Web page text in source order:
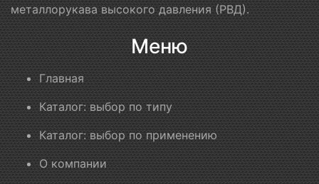
металлорукава высокого давления (РВД).
Меню
Главная
Каталог: выбор по типу
Каталог: выбор по применению
О компании